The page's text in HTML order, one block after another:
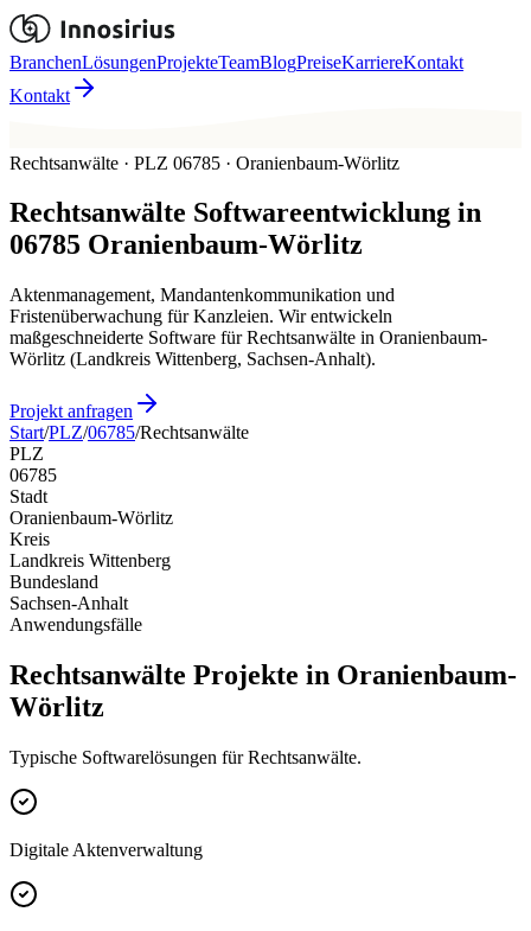
BranchenLösungenProjekteTeamBlogPreiseKarriereKontakt
Kontakt
Rechtsanwälte · PLZ 06785 · Oranienbaum-Wörlitz
Rechtsanwälte Softwareentwicklung in
06785 Oranienbaum-Wörlitz
Aktenmanagement, Mandantenkommunikation und
Fristenüberwachung für Kanzleien. Wir entwickeln
maßgeschneiderte Software für Rechtsanwälte in Oranienbaum-
Wörlitz (Landkreis Wittenberg, Sachsen-Anhalt).
Projekt anfragen
Start/PLZ/06785/Rechtsanwälte
PLZ
06785
Stadt
Oranienbaum-Wörlitz
Kreis
Landkreis Wittenberg
Bundesland
Sachsen-Anhalt
Anwendungsfälle
Rechtsanwälte Projekte in Oranienbaum-
Wörlitz
Typische Softwarelösungen für Rechtsanwälte.
Digitale Aktenverwaltung